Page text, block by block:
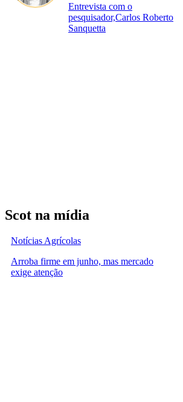
Entrevista com o
pesquisador,Carlos Roberto
Sanquetta
Scot na mídia
Notícias Agrícolas
Arroba firme em junho, mas mercado
exige atenção